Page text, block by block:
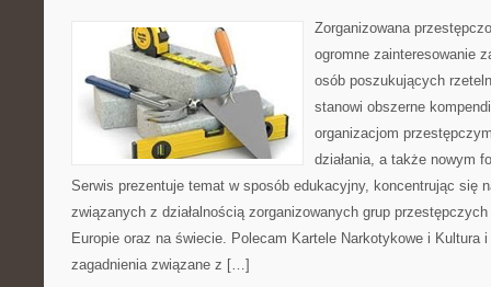
Zorganizowana
ogromne zainteresowanie
osób poszukujących
stanowi obszerne
organizacjom
działania, a także nowym
Serwis prezentuje temat w sposób edukacyjny, koncentrując się
związanych z działalnością zorganizowanych grup
Europie oraz na świecie. Polecam Kartele Narkotykowe i Kultura
zagadnienia związane z […]